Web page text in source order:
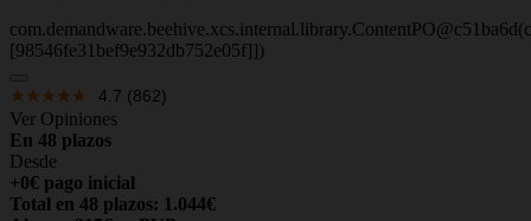
[98546fe31bef9e932db752e05f]])
4.7 (862)
Ver Opiniones
En 48 plazos
Desde
+0€ pago inicial
Total en 48 plazos: 1.044€